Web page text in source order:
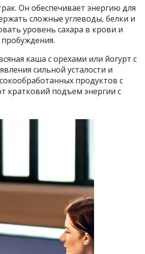
Он обеспечивает энергию для
сложные углеводы, белки и
уровень сахара в крови и
пробуждения.
каша с орехами или йогурт с
сильной усталости и
продуктов с
кратковий подъем энергии с